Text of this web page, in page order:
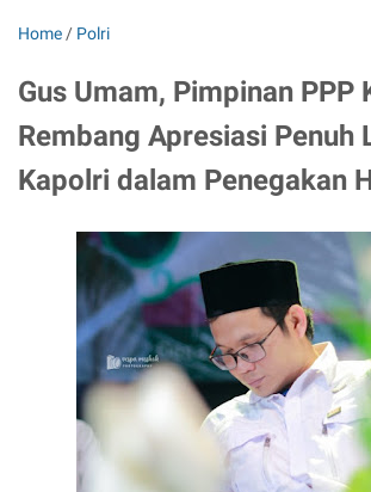
Home / Polri
Gus Umam, Pimpinan PPP
Rembang Apresiasi Penuh
Kapolri dalam Penegakan